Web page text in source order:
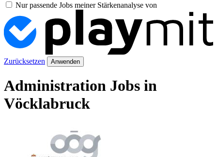
Nur passende Jobs meiner Stärkenanalyse von
Zurücksetzen Anwenden
Administration Jobs in
Vöcklabruck